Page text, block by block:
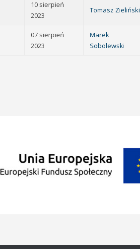
10 sierpień
2023
Tomasz Zieliński
07 sierpień
2023
Marek
Sobolewski